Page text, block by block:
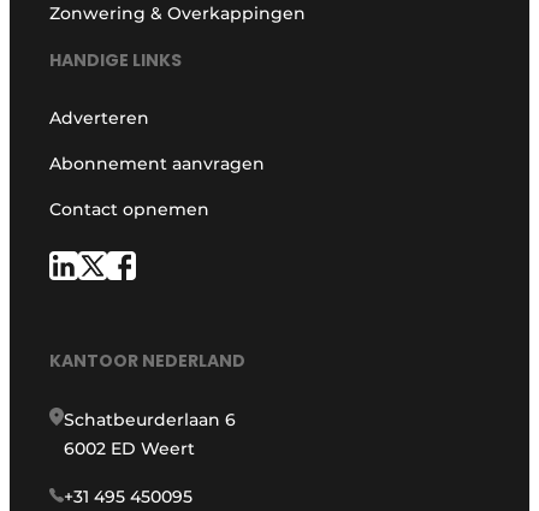
Zonwering & Overkappingen
HANDIGE LINKS
Adverteren
Abonnement aanvragen
Contact opnemen
KANTOOR NEDERLAND
Schatbeurderlaan 6
6002 ED Weert
+31 495 450095